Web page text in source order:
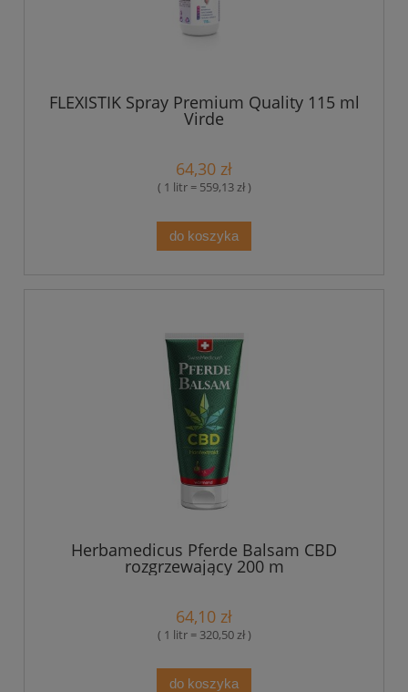
FLEXISTIK Spray Premium Quality 115 ml
Virde
64,30 zł
( 1 litr = 559,13 zł )
do koszyka
Herbamedicus Pferde Balsam CBD
rozgrzewający 200 m
64,10 zł
( 1 litr = 320,50 zł )
do koszyka